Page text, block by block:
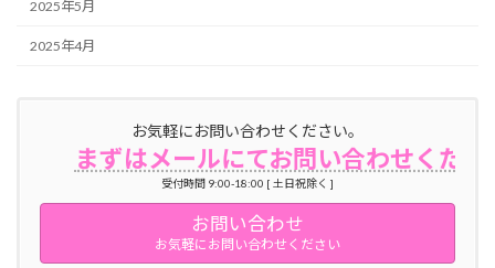
2025年5月
2025年4月
お気軽にお問い合わせください。
まずはメールにてお問い合わせくださ
受付時間 9:00-18:00 [ 土日祝除く ]
お問い合わせ
お気軽にお問い合わせください